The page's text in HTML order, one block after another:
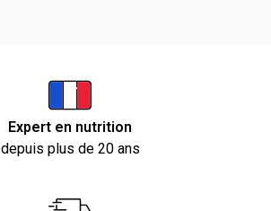
Expert en nutrition
depuis plus de 20 ans